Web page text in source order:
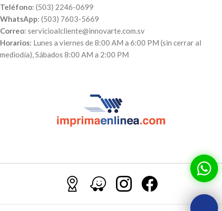
Teléfono: (503) 2246-0699
WhatsApp: (503) 7603-5669
Correo: servicioalcliente@innovarte.com.sv
Horarios: Lunes a viernes de 8:00 AM a 6:00 PM (sin cerrar al
mediodía), Sábados 8:00 AM a 2:00 PM